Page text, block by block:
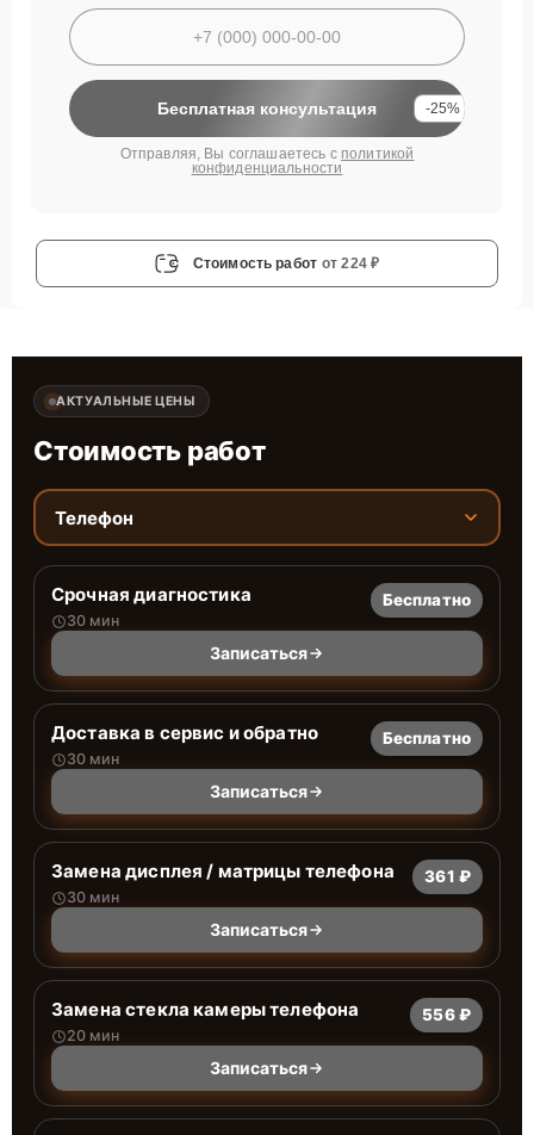
Бесплатная консультация -25%
Отправляя, Вы соглашаетесь с политикой
конфиденциальности
Стоимость работ от 224 ₽
АКТУАЛЬНЫЕ ЦЕНЫ
Стоимость работ
Телефон
Срочная диагностика
30 мин
Бесплатно
Записаться
Доставка в сервис и обратно
30 мин
Бесплатно
Записаться
Замена дисплея / матрицы телефона
30 мин
361 ₽
Записаться
Замена стекла камеры телефона
20 мин
556 ₽
Записаться